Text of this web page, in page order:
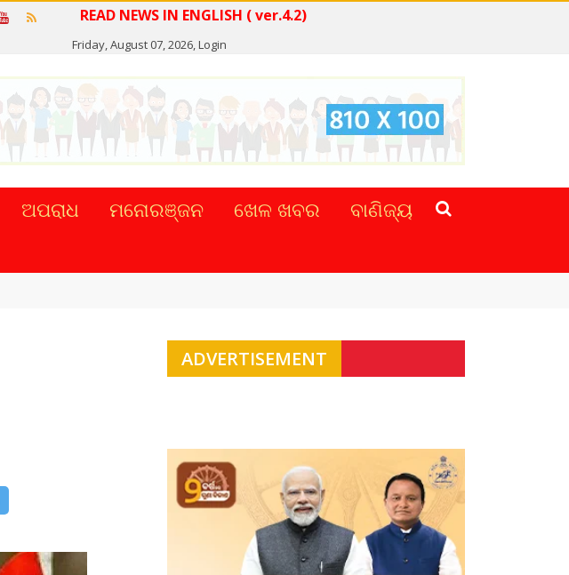
READ NEWS IN ENGLISH ( ver.4.2)
Friday, August 07, 2026,Login
ଅପରାଧ ମନୋରଞ୍ଜନ ଖେଳ ଖବର
ବାଣିଜ୍ୟ
ADVERTISEMENT